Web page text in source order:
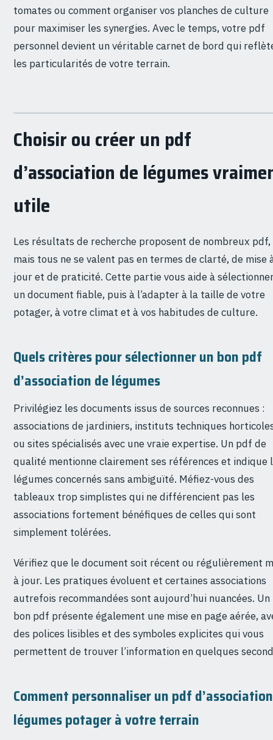
tomates ou comment organiser vos planches de culture
pour maximiser les synergies. Avec le temps, votre pdf
personnel devient un véritable carnet de bord qui
les particularités de votre terrain.
Choisir ou créer un pdf
d’association de légumes
utile
Les résultats de recherche proposent de nombreux pdf,
mais tous ne se valent pas en termes de clarté, de mise
jour et de praticité. Cette partie vous aide à
un document fiable, puis à l’adapter à la taille de votre
potager, à votre climat et à vos habitudes de culture.
Quels critères pour sélectionner un bon pdf
d’association de légumes
Privilégiez les documents issus de sources reconnues :
associations de jardiniers, instituts techniques
ou sites spécialisés avec une vraie expertise. Un pdf de
qualité mentionne clairement ses références et indique
légumes concernés sans ambiguïté. Méfiez-vous des
tableaux trop simplistes qui ne différencient pas les
associations fortement bénéfiques de celles qui sont
simplement tolérées.
Vérifiez que le document soit récent ou régulièrement
à jour. Les pratiques évoluent et certaines associations
autrefois recommandées sont aujourd’hui nuancées. Un
bon pdf présente également une mise en page aérée,
des polices lisibles et des symboles explicites qui vous
permettent de trouver l’information en quelques
Comment personnaliser un pdf d’association
légumes potager à votre terrain